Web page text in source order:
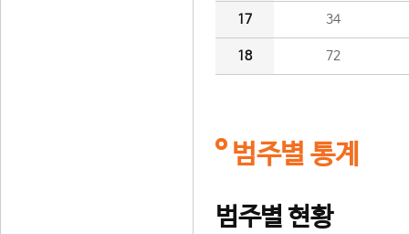
17 34
18 72
범주별 통계
범주별 현황